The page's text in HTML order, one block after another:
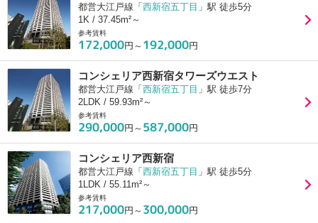
都営大江戸線「 西新宿五丁目 」駅 徒歩5分
1K / 37.45m²～
参考賃料
172,000円～ 192,000円
コンシェリア西新宿タワーズウエスト
都営大江戸線「 西新宿五丁目 」駅 徒歩7分
2LDK / 59.93m²～
参考賃料
290,000円～ 587,000円
コンシェリア西新宿
都営大江戸線「 西新宿五丁目 」駅 徒歩5分
1LDK / 55.11m²～
参考賃料
217,000円～ 300,000円